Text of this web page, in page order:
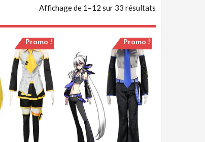
Affichage de 1–12 sur 33 résultats
Promo ! Promo !